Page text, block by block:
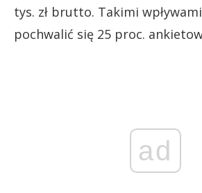
tys. zł brutto. Takimi
pochwalić się 25 proc.
ad